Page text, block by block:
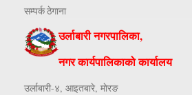
सम्पर्क ठेगाना
उर्लाबारी नगरपालिका,
नगर कार्यपालिकाको कार्यालय
उर्लाबारी-४, आइतबारे, माेरङ